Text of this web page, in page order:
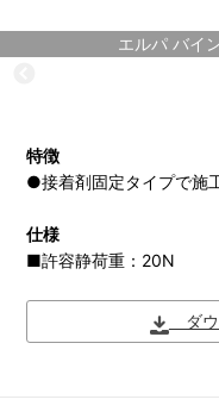
エルパ バイ
特徴
●接着剤固定タイプで施
仕様
■許容静荷重：20N
ダウ